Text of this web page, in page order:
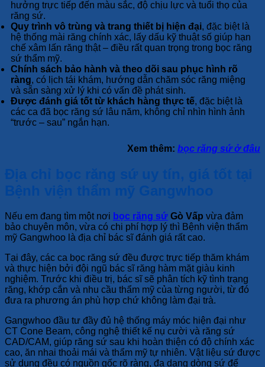
hưởng trực tiếp đến màu sắc, độ chịu lực và tuổi thọ của
răng sứ.
Quy trình vô trùng và trang thiết bị hiện đại, đặc biệt là
hệ thống mài răng chính xác, lấy dấu kỹ thuật số giúp hạn
chế xâm lấn răng thật – điều rất quan trọng trong bọc răng
sứ thẩm mỹ.
Chính sách bảo hành và theo dõi sau phục hình rõ
ràng, có lịch tái khám, hướng dẫn chăm sóc răng miệng
và sẵn sàng xử lý khi có vấn đề phát sinh.
Được đánh giá tốt từ khách hàng thực tế, đặc biệt là
các ca đã bọc răng sứ lâu năm, không chỉ nhìn hình ảnh
“trước – sau” ngắn hạn.
Xem thêm: bọc răng sứ ở đâu
Địa chỉ bọc răng sứ uy tín, giá tốt tại
Bệnh viện thẩm mỹ Gangwhoo
Nếu em đang tìm một nơi bọc răng sứ Gò Vấp vừa đảm
bảo chuyên môn, vừa có chi phí hợp lý thì Bệnh viện thẩm
mỹ Gangwhoo là địa chỉ bác sĩ đánh giá rất cao.
Tại đây, các ca bọc răng sứ đều được trực tiếp thăm khám
và thực hiện bởi đội ngũ bác sĩ răng hàm mặt giàu kinh
nghiệm. Trước khi điều trị, bác sĩ sẽ phân tích kỹ tình trạng
răng, khớp cắn và nhu cầu thẩm mỹ của từng người, từ đó
đưa ra phương án phù hợp chứ không làm đại trà.
Gangwhoo đầu tư đầy đủ hệ thống máy móc hiện đại như
CT Cone Beam, công nghệ thiết kế nụ cười và răng sứ
CAD/CAM, giúp răng sứ sau khi hoàn thiện có độ chính xác
cao, ăn nhai thoải mái và thẩm mỹ tự nhiên. Vật liệu sứ được
sử dụng đều có nguồn gốc rõ ràng, đa dạng dòng sứ để